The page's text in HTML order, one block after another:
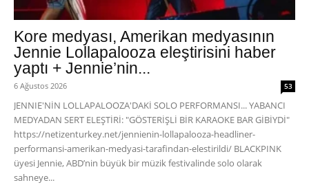
Kore medyası, Amerikan medyasının
Jennie Lollapalooza eleştirisini haber
yaptı + Jennie’nin...
6 Ağustos 2026 53
JENNIE'NİN LOLLAPALOOZA'DAKİ SOLO PERFORMANSI... YABANCI
MEDYADAN SERT ELEŞTİRİ: "GÖSTERİŞLİ BİR KARAOKE BAR GİBİYDİ"
https://netizenturkey.net/jennienin-lollapalooza-headliner-
performansi-amerikan-medyasi-tarafindan-elestirildi/ BLACKPINK
üyesi Jennie, ABD’nin büyük bir müzik festivalinde solo olarak
sahneye...